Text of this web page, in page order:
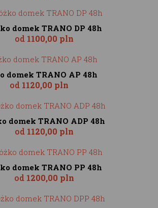
domek TRANO DP 48h
od 1100,00 pln
domek TRANO AP 48h
od 1120,00 pln
domek TRANO ADP 48h
od 1120,00 pln
domek TRANO PP 48h
od 1200,00 pln